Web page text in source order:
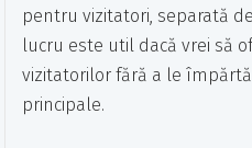
pentru vizitatori, separată
lucru este util dacă vrei să
vizitatorilor fără a le
principale.